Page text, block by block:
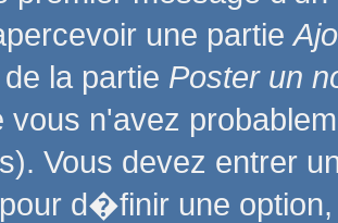
une partie
la partie Poster un
vous n'avez
Vous devez entrer
d�finir une